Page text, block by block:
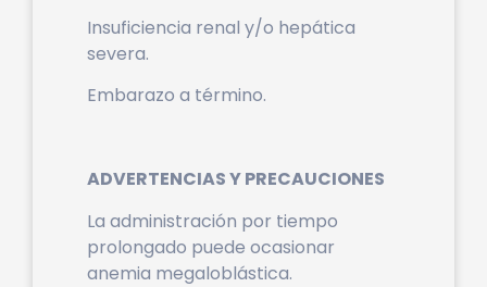
Insuficiencia renal y/o hepática
severa.
Embarazo a término.
ADVERTENCIAS Y PRECAUCIONES
La administración por tiempo
prolongado puede ocasionar
anemia megaloblástica.